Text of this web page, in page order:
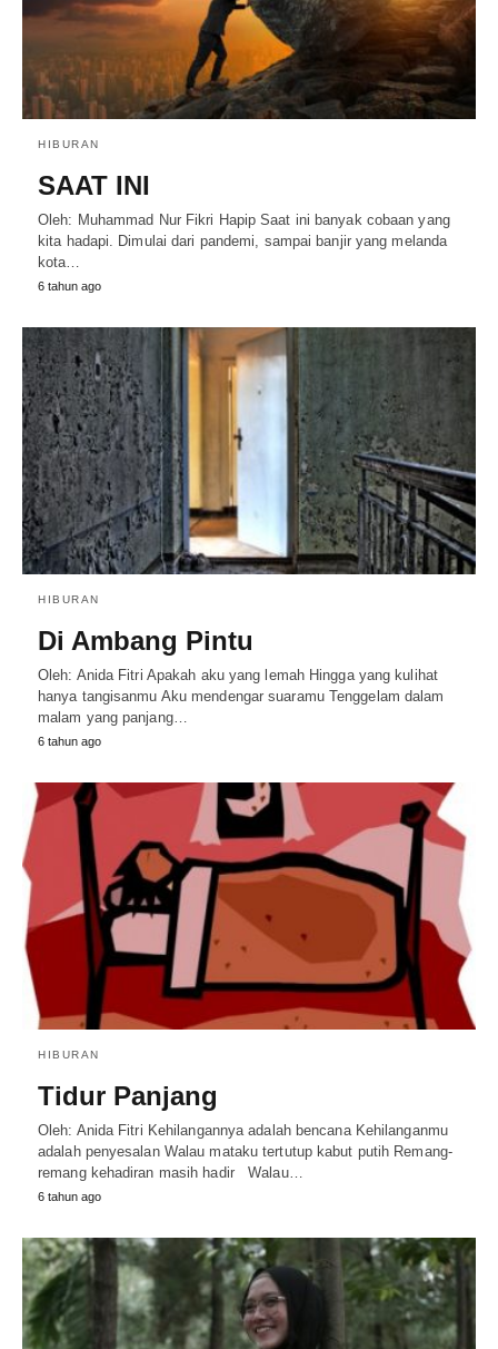
HIBURAN
SAAT INI
Oleh: Muhammad Nur Fikri Hapip Saat ini banyak cobaan yang
kita hadapi. Dimulai dari pandemi, sampai banjir yang melanda
kota…
6 tahun ago
HIBURAN
Di Ambang Pintu
Oleh: Anida Fitri Apakah aku yang lemah Hingga yang kulihat
hanya tangisanmu Aku mendengar suaramu Tenggelam dalam
malam yang panjang…
6 tahun ago
HIBURAN
Tidur Panjang
Oleh: Anida Fitri Kehilangannya adalah bencana Kehilanganmu
adalah penyesalan Walau mataku tertutup kabut putih Remang-
remang kehadiran masih hadir Walau…
6 tahun ago